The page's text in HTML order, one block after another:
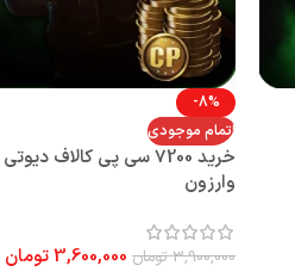
-8%
اتمام موجودی
خرید 7200 سی پی کالاف دیوتی
وارزون
3,900,000تومان 3,600,000تومان